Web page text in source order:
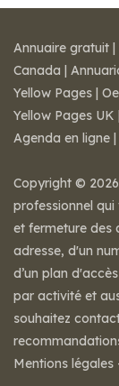
Annuaire gratuit |
Canada |
Yellow Pages |
Yellow Pages UK |
Agenda en ligne |
Copyright ©
professionnel qui
et fermeture des
adresse, d'un
d’un plan
par activité et
souhaitez
Mentions légales